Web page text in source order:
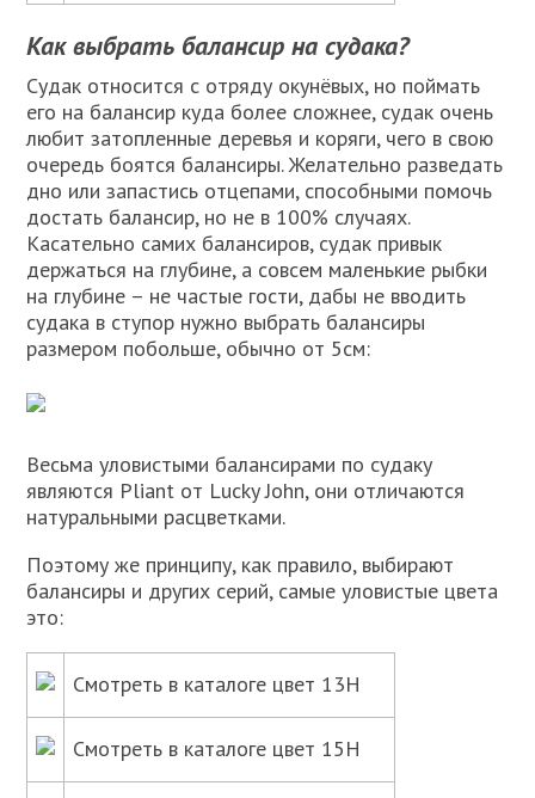
Как выбрать балансир на судака?
Судак относится с отряду окунёвых, но поймать
его на балансир куда более сложнее, судак очень
любит затопленные деревья и коряги, чего в свою
очередь боятся балансиры. Желательно разведать
дно или запастись отцепами, способными помочь
достать балансир, но не в 100% случаях.
Касательно самих балансиров, судак привык
держаться на глубине, а совсем маленькие рыбки
на глубине – не частые гости, дабы не вводить
судака в ступор нужно выбрать балансиры
размером побольше, обычно от 5см:
Весьма уловистыми балансирами по судаку
являются Pliant от Lucky John, они отличаются
натуральными расцветками.
Поэтому же принципу, как правило, выбирают
балансиры и других серий, самые уловистые цвета
это:
Смотреть в каталоге цвет 13H
Смотреть в каталоге цвет 15H